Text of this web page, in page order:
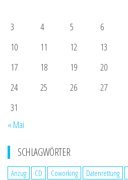
3
4 5 6
10
11 12 13
17
18 19 20
24
25 26 27
31
« Mai
SCHLAGWÖRTER
Anzug CD Coworking Datenrettung